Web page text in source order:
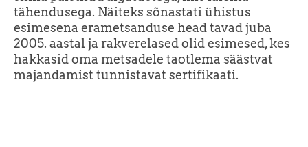
tähendusega. Näiteks sõnastati ühistus
esimesena erametsanduse head tavad juba
2005. aastal ja rakverelased olid esimesed, kes
hakkasid oma metsadele taotlema säästvat
majandamist tunnistavat sertifikaati.